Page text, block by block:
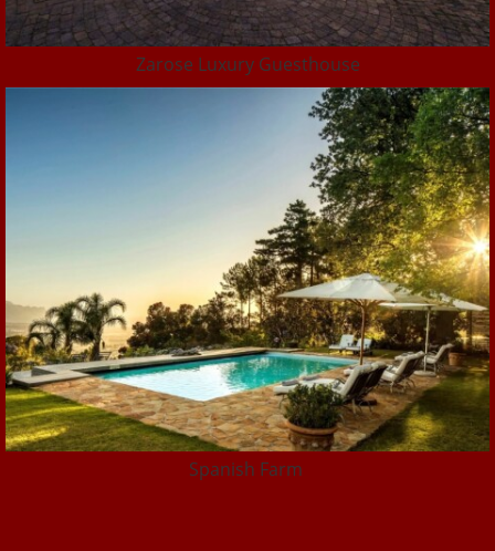
Zarose Luxury Guesthouse
Spanish Farm